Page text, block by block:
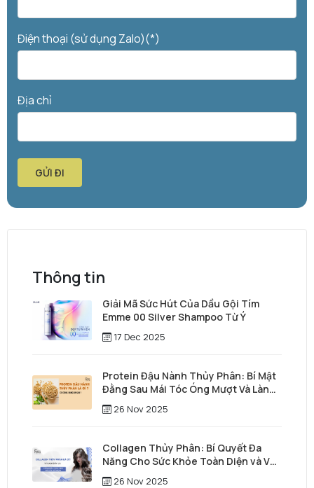
Điện thoại (sử dụng Zalo)(*)
Địa chỉ
GỬI ĐI
Thông tin
Giải Mã Sức Hút Của Dầu Gội Tím
Emme 00 Silver Shampoo Từ Ý
17 Dec 2025
Protein Đậu Nành Thủy Phân: Bí Mật
Đằng Sau Mái Tóc Óng Mượt Và Làn
Da Trẻ Trung
26 Nov 2025
Collagen Thủy Phân: Bí Quyết Đa
Năng Cho Sức Khỏe Toàn Diện và Vẻ
Đẹp Vượt Thời Gian
26 Nov 2025